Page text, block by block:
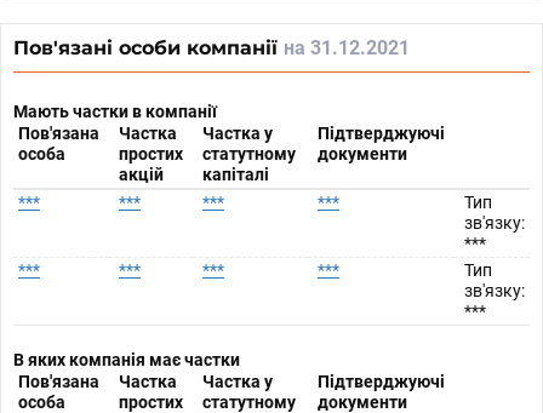
Пов'язані особи компанії на 31.12.2021
Мають частки в компанії
Пов'язана
особа
Частка
простих
акцій
Частка у
статутному
капіталі
Підтверджуючі
документи
*** *** *** ***
Тип
зв'язку:
***
***
*** *** ***
Тип
зв'язку:
***
В яких компанія має частки
Пов'язана
особа
Частка
простих
Частка у
статутному
Підтверджуючі
документи